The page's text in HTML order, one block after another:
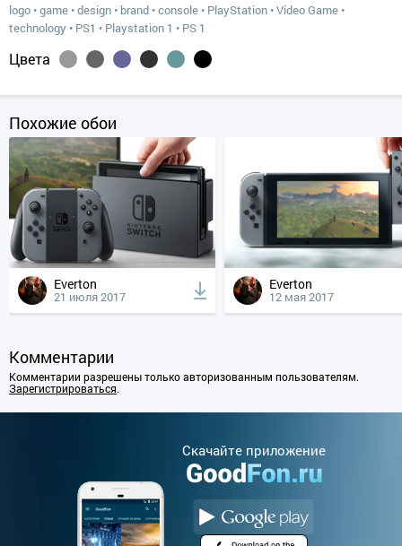
logo •game •design • brand •console • PlayStation •Video Game •
technology • PS1 • Playstation 1 • PS 1
Цвета
Похожие обои
Everton
21 июля 2017
Everton
12 мая 2017
Комментарии
Комментарии разрешены только авторизованным пользователям.
Зарегистрироваться.
Cкачайте приложение